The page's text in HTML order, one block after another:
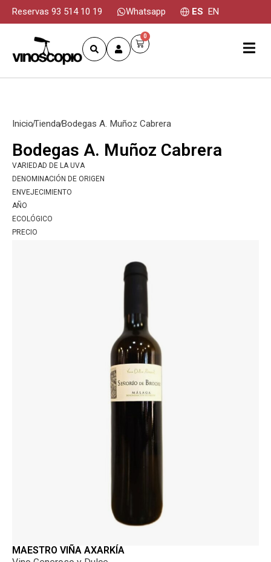
Reservas 93 514 10 19 Whatsapp ES EN
0
InicioTiendaBodegas A. Muñoz Cabrera
Bodegas A. Muñoz Cabrera
VARIEDAD DE LA UVA
DENOMINACIÓN DE ORIGEN
ENVEJECIMIENTO
AÑO
ECOLÓGICO
PRECIO
MAESTRO VIÑA AXARKÍA